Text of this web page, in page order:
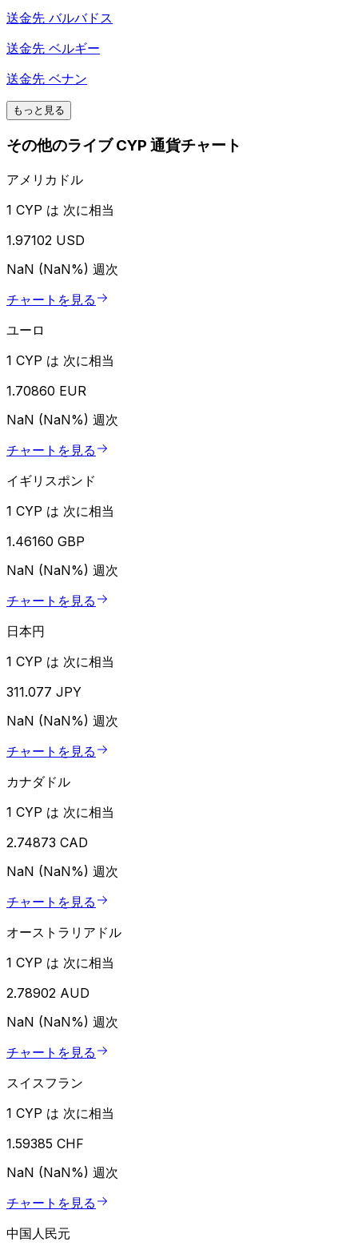
送金先 バルバドス
送金先 ベルギー
送金先 ベナン
もっと見る
その他のライブ CYP 通貨チャート
アメリカドル
1 CYP は 次に相当
1.97102 USD
NaN (NaN%) 週次
チャートを見る
ユーロ
1 CYP は 次に相当
1.70860 EUR
NaN (NaN%) 週次
チャートを見る
イギリスポンド
1 CYP は 次に相当
1.46160 GBP
NaN (NaN%) 週次
チャートを見る
日本円
1 CYP は 次に相当
311.077 JPY
NaN (NaN%) 週次
チャートを見る
カナダドル
1 CYP は 次に相当
2.74873 CAD
NaN (NaN%) 週次
チャートを見る
オーストラリアドル
1 CYP は 次に相当
2.78902 AUD
NaN (NaN%) 週次
チャートを見る
スイスフラン
1 CYP は 次に相当
1.59385 CHF
NaN (NaN%) 週次
チャートを見る
中国人民元